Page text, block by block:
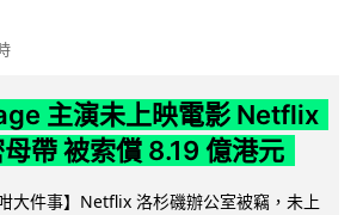
主演未上映電影 Netflix
帶 被索償 8.19 億港元
大件事】Netflix 洛杉磯辦公室被竊，未上